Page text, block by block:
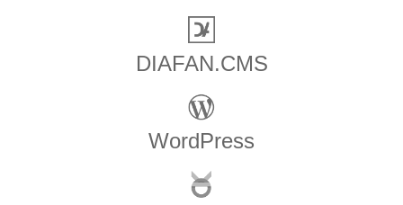
DIAFAN.CMS
WordPress